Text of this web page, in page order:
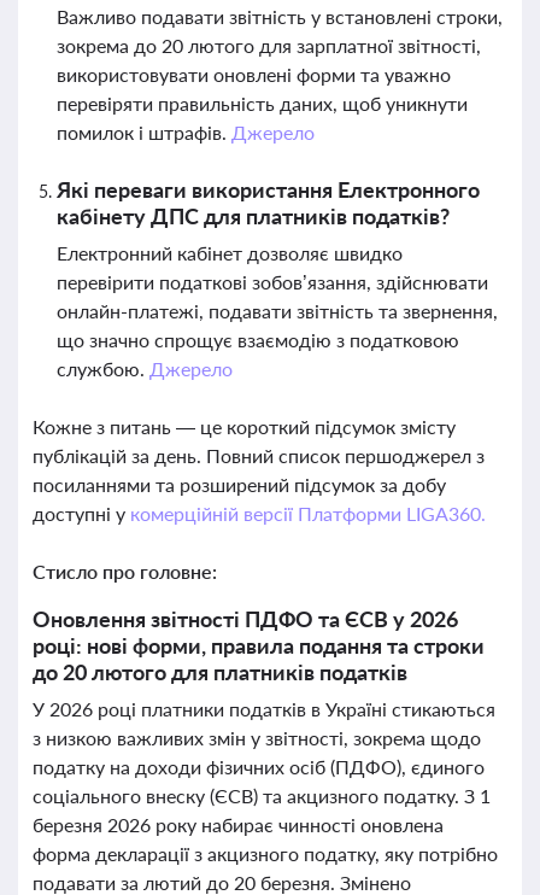
Важливо подавати звітність у встановлені строки,
зокрема до 20 лютого для зарплатної звітності,
використовувати оновлені форми та уважно
перевіряти правильність даних, щоб уникнути
помилок і штрафів. Джерело
Які переваги використання Електронного
кабінету ДПС для платників податків?
Електронний кабінет дозволяє швидко
перевірити податкові зобов’язання, здійснювати
онлайн-платежі, подавати звітність та звернення,
що значно спрощує взаємодію з податковою
службою. Джерело
Кожне з питань — це короткий підсумок змісту
публікацій за день. Повний список першоджерел з
посиланнями та розширений підсумок за добу
доступні у комерційній версії Платформи LIGA360.
Стисло про головне:
Оновлення звітності ПДФО та ЄСВ у 2026
році: нові форми, правила подання та строки
до 20 лютого для платників податків
У 2026 році платники податків в Україні стикаються
з низкою важливих змін у звітності, зокрема щодо
податку на доходи фізичних осіб (ПДФО), єдиного
соціального внеску (ЄСВ) та акцизного податку. З 1
березня 2026 року набирає чинності оновлена
форма декларації з акцизного податку, яку потрібно
подавати за лютий до 20 березня. Змінено